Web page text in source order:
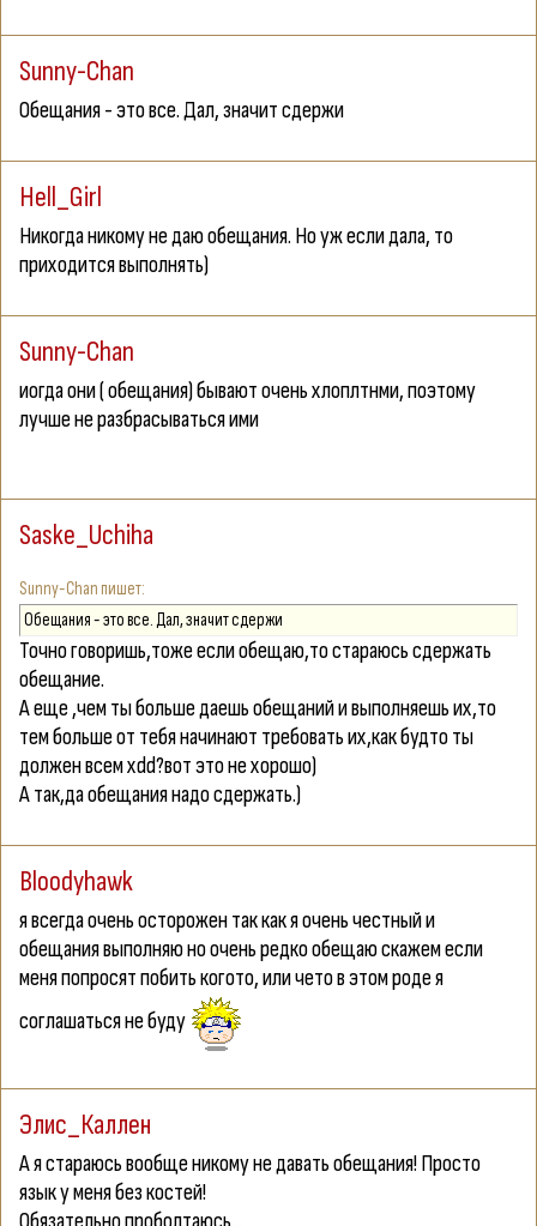
Sunny-Chan
Обещания - это все. Дал, значит сдержи
Hell_Girl
Никогда никому не даю обещания. Но уж если дала, то
приходится выполнять)
Sunny-Chan
иогда они ( обещания) бывают очень хлоплтнми, поэтому
лучше не разбрасываться ими
Saske_Uchiha
Sunny-Chan
Обещания - это все. Дал, значит сдержи
Точно говоришь,тоже если обещаю,то стараюсь сдержать
обещание.
А еще ,чем ты больше даешь обещаний и выполняешь их,то
тем больше от тебя начинают требовать их,как будто ты
должен всем xdd?вот это не хорошо)
А так,да обещания надо сдержать.)
Bloodyhawk
я всегда очень осторожен так как я очень честный и
обещания выполняю но очень редко обещаю скажем если
меня попросят побить когото, или чето в этом роде я
соглашаться не буду
Элис_Каллен
А я стараюсь вообще никому не давать обещания! Просто
язык у меня без костей!